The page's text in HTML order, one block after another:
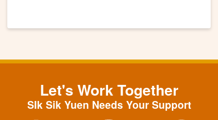
Let's Work Together
SIk Sik Yuen Needs Your Support